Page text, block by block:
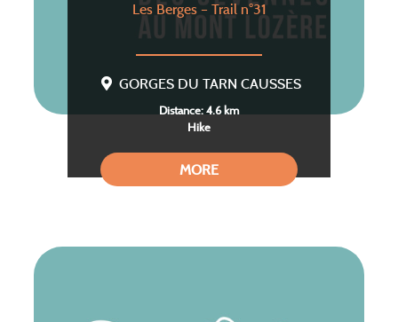
Les Berges – Trail n°31
GORGES DU TARN CAUSSES
Distance: 4.6 km
Hike
MORE